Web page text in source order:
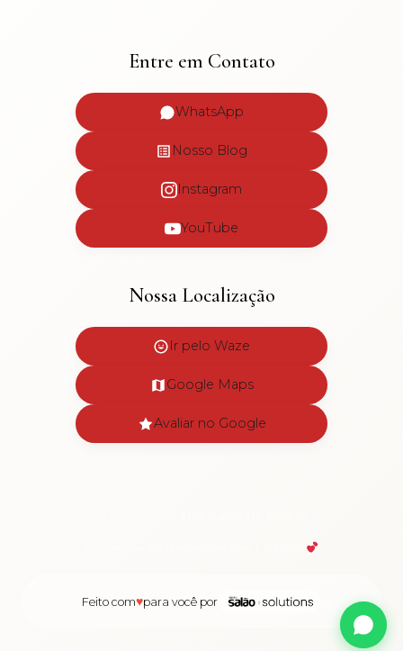
Entre em Contato
WhatsApp
Nosso Blog
Instagram
YouTube
Nossa Localização
Ir pelo Waze
Google Maps
Avaliar no Google
Feito com♥para você por